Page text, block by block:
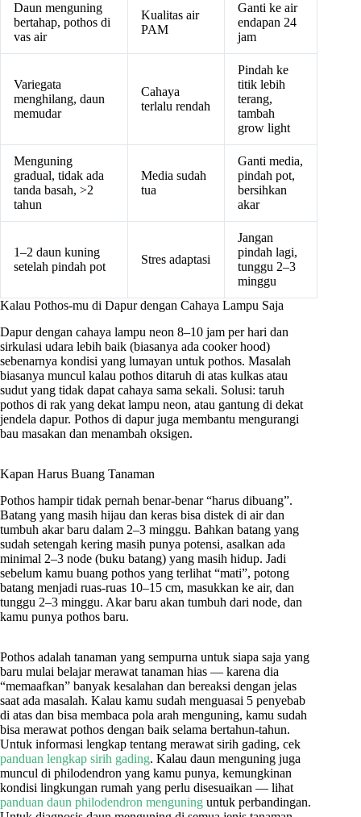
Daun menguning
bertahap, pothos di
vas air
Kualitas air
PAM
Ganti ke air
endapan 24
jam
Variegata
menghilang, daun
memudar
Cahaya
terlalu rendah
Pindah ke
titik lebih
terang,
tambah
grow light
Menguning
gradual, tidak ada
tanda basah, >2
tahun
Media sudah
tua
Ganti media,
pindah pot,
bersihkan
akar
1–2 daun kuning
setelah pindah pot
Stres adaptasi
Jangan
pindah lagi,
tunggu 2–3
minggu
Kalau Pothos-mu di Dapur dengan Cahaya Lampu Saja
Dapur dengan cahaya lampu neon 8–10 jam per hari dan
sirkulasi udara lebih baik (biasanya ada cooker hood)
sebenarnya kondisi yang lumayan untuk pothos. Masalah
biasanya muncul kalau pothos ditaruh di atas kulkas atau
sudut yang tidak dapat cahaya sama sekali. Solusi: taruh
pothos di rak yang dekat lampu neon, atau gantung di dekat
jendela dapur. Pothos di dapur juga membantu mengurangi
bau masakan dan menambah oksigen.
Kapan Harus Buang Tanaman
Pothos hampir tidak pernah benar-benar “harus dibuang”.
Batang yang masih hijau dan keras bisa distek di air dan
tumbuh akar baru dalam 2–3 minggu. Bahkan batang yang
sudah setengah kering masih punya potensi, asalkan ada
minimal 2–3 node (buku batang) yang masih hidup. Jadi
sebelum kamu buang pothos yang terlihat “mati”, potong
batang menjadi ruas-ruas 10–15 cm, masukkan ke air, dan
tunggu 2–3 minggu. Akar baru akan tumbuh dari node, dan
kamu punya pothos baru.
Pothos adalah tanaman yang sempurna untuk siapa saja yang
baru mulai belajar merawat tanaman hias — karena dia
“memaafkan” banyak kesalahan dan bereaksi dengan jelas
saat ada masalah. Kalau kamu sudah menguasai 5 penyebab
di atas dan bisa membaca pola arah menguning, kamu sudah
bisa merawat pothos dengan baik selama bertahun-tahun.
Untuk informasi lengkap tentang merawat sirih gading, cek
panduan lengkap sirih gading. Kalau daun menguning juga
muncul di philodendron yang kamu punya, kemungkinan
kondisi lingkungan rumah yang perlu disesuaikan — lihat
panduan daun philodendron menguning untuk perbandingan.